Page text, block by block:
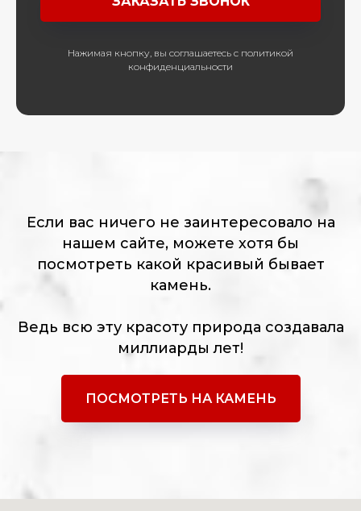
Нажимая кнопку, вы соглашаетесь с политикой
конфиденциальности
Если вас ничего не заинтересовало на
нашем сайте, можете хотя бы
посмотреть какой красивый бывает
камень.
Ведь всю эту красоту природа создавала
миллиарды лет!
ПОСМОТРЕТЬ НА КАМЕНЬ